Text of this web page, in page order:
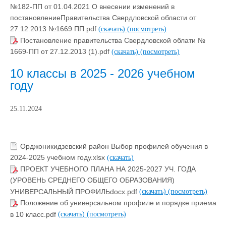
№182-ПП от 01.04.2021 О внесении изменений в
постановлениеПравительства Свердловской области от
27.12.2013 №1669 ПП.pdf (скачать) (посмотреть)
Постановление правительства Свердловской облати №
1669-ПП от 27.12.2013 (1).pdf (скачать) (посмотреть)
10 классы в 2025 - 2026 учебном
году
25.11.2024
Орджоникидзевский район Выбор профилей обучения в
2024-2025 учебном году.xlsx (скачать)
ПРОЕКТ УЧЕБНОГО ПЛАНА НА 2025-2027 УЧ. ГОДА
(УРОВЕНЬ СРЕДНЕГО ОБЩЕГО ОБРАЗОВАНИЯ)
УНИВЕРСАЛЬНЫЙ ПРОФИЛЬdocx.pdf (скачать) (посмотреть)
Положение об универсальном профиле и порядке приема
в 10 класс.pdf (скачать) (посмотреть)